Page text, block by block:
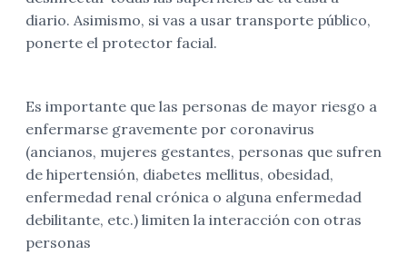
diario. Asimismo, si vas a usar transporte público,
ponerte el protector facial.
Es importante que las personas de mayor riesgo a
enfermarse gravemente por coronavirus
(ancianos, mujeres gestantes, personas que sufren
de hipertensión, diabetes mellitus, obesidad,
enfermedad renal crónica o alguna enfermedad
debilitante, etc.) limiten la interacción con otras
personas